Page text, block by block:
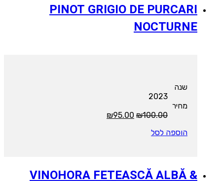
PINOT GRIGIO DE PURCARI
NOCTURNE
שנה
2023
מחיר
₪100.00
המחיר₪95.00
הוספה לסל
VINOHORA FETEASCĂ ALBĂ &